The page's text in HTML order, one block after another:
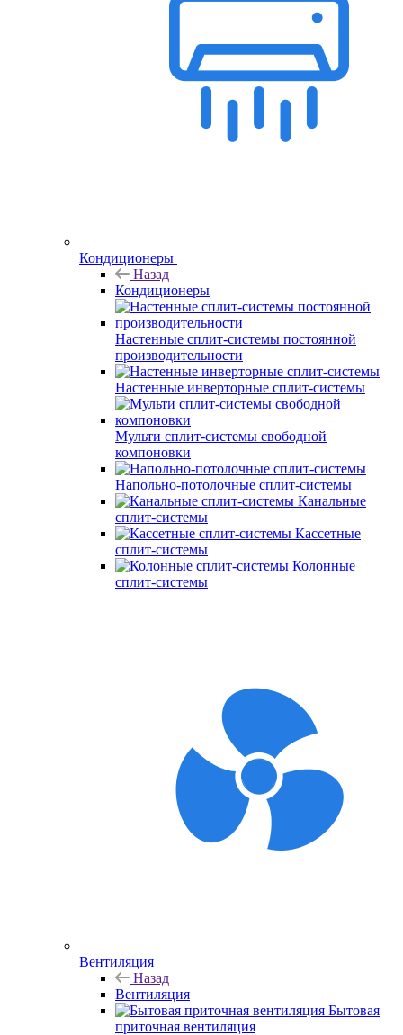
Кондиционеры
Назад
Кондиционеры
Настенные сплит-системы постоянной
производительности
Настенные инверторные сплит-системы
Мульти сплит-системы свободной
компоновки
Напольно-потолочные сплит-системы
Канальные
сплит-системы
Кассетные
сплит-системы
Колонные
сплит-системы
Вентиляция
Назад
Вентиляция
Бытовая
приточная вентиляция